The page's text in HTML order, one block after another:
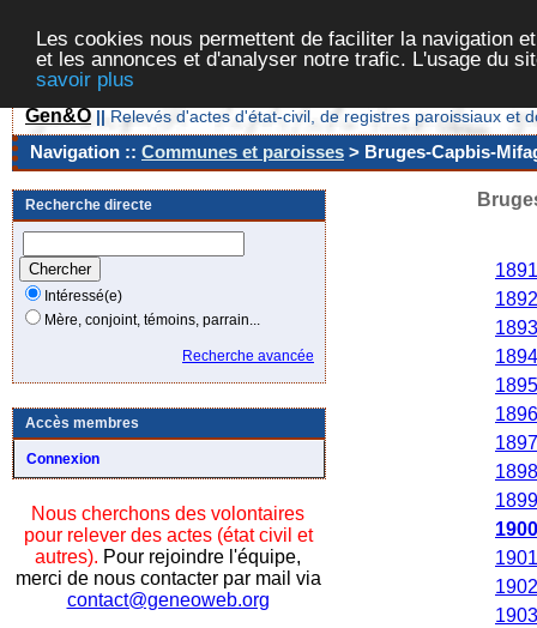
Les cookies nous permettent de faciliter la navigation
et les annonces et d'analyser notre trafic. L'usage du
savoir plus
Gen&O || Relevés d'actes d'état-civil, de registres paroissiaux et
Navigation :: Communes et paroisses > Bruges-Capbis-
Recherche directe
Intéressé(e)
Mère, conjoint, témoins, parrain...
Recherche avancée
Accès membres
Connexion
Nous cherchons des volontaires
pour relever des actes (état civil et
autres). Pour rejoindre l'équipe,
merci de nous contacter par mail via
contact@geneoweb.org
1891
1892
1893
1894
1895
1896
1897
1898
1899
1900
1901
1902
1903